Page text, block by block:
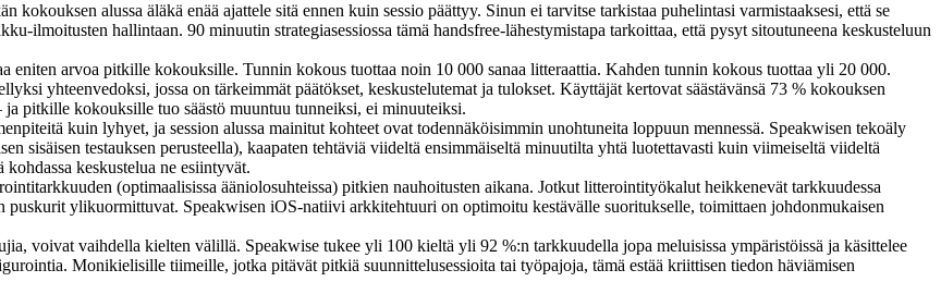
kokouksen alussa äläkä enää ajattele sitä ennen kuin sessio päättyy. Sinun ei tarvitse tarkistaa puhelintasi varmistaaksesi, että se
ilmoitusten hallintaan. 90 minuutin strategiasessiossa tämä handsfree-lähestymistapa tarkoittaa, että pysyt sitoutuneena keskusteluun
eniten arvoa pitkille kokouksille. Tunnin kokous tuottaa noin 10 000 sanaa litteraattia. Kahden tunnin kokous tuottaa yli 20 000.
yhteenvedoksi, jossa on tärkeimmät päätökset, keskustelutemat ja tulokset. Käyttäjät kertovat säästävänsä 73 % kokouksen
pitkille kokouksille tuo säästö muuntuu tunneiksi, ei minuuteiksi.
kuin lyhyet, ja session alussa mainitut kohteet ovat todennäköisimmin unohtuneita loppuun mennessä. Speakwisen tekoäly
sisäisen testauksen perusteella), kaapaten tehtäviä viideltä ensimmäiseltä minuutilta yhtä luotettavasti kuin viimeiseltä viideltä
keskustelua ne esiintyvät.
(optimaalisissa ääniolosuhteissa) pitkien nauhoitusten aikana. Jotkut litterointityökalut heikkenevät tarkkuudessa
puskurit ylikuormittuvat. Speakwisen iOS-natiivi arkkitehtuuri on optimoitu kestävälle suoritukselle, toimittaen johdonmukaisen
voivat vaihdella kielten välillä. Speakwise tukee yli 100 kieltä yli 92 %:n tarkkuudella jopa meluisissa ympäristöissä ja käsittelee
Monikielisille tiimeille, jotka pitävät pitkiä suunnittelusessioita tai työpajoja, tämä estää kriittisen tiedon häviämisen